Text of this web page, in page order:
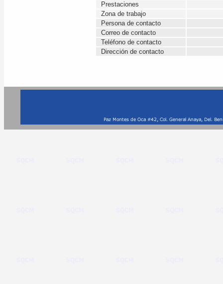
Prestaciones
Zona de trabajo
Persona de contacto
Correo de contacto
Teléfono de contacto
Dirección de contacto